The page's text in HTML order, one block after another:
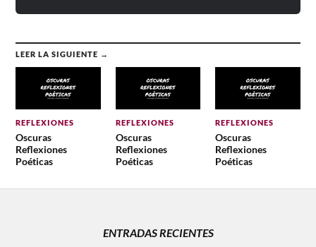
LEER LA SIGUIENTE →
REFLEXIONES
Oscuras
Reflexiones
Poéticas
REFLEXIONES
Oscuras
Reflexiones
Poéticas
REFLEXIONES
Oscuras
Reflexiones
Poéticas
ENTRADAS RECIENTES